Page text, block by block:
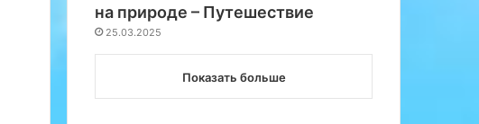
на природе – Путешествие
25.03.2025
Показать больше